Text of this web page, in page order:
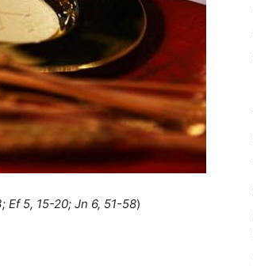
Ef 5, 15-20; Jn 6, 51-58)